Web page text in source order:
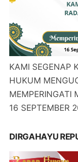
KAMI SEGENAP
HUKUM
MEMPERINGATI
16 SEPTEMBER
DIRGAHAYU